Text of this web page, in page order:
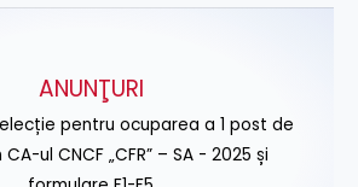
ANUNŢURI
pentru ocuparea a 1 post de
ul CNCF „CFR” – SA - 2025 și